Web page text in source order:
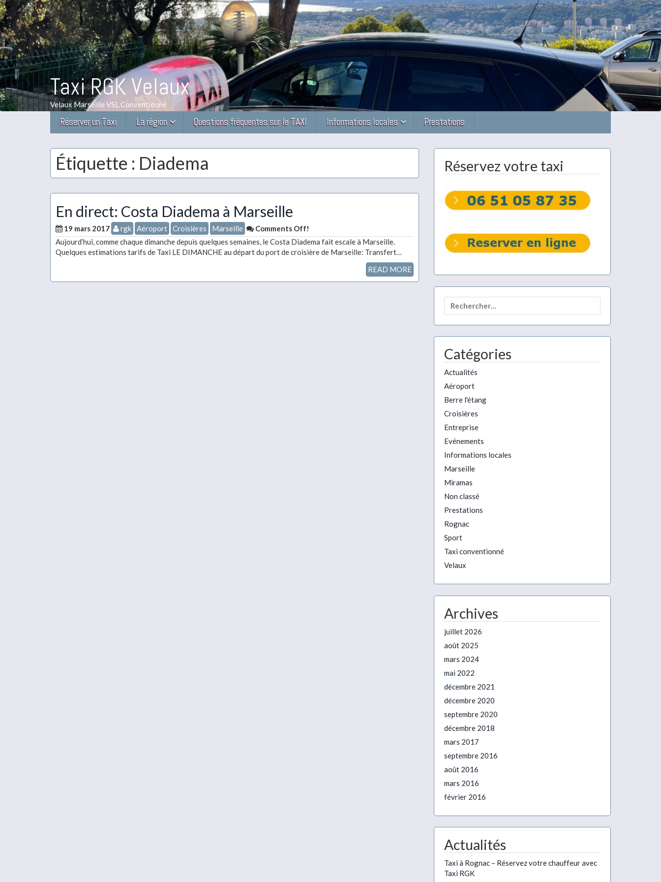
Taxi RGK Velaux
Velaux Marseille VSL Conventionné
Réserver un Taxi La région Questions fréquentes sur le TAXI Informations locales Prestations
Étiquette : Diadema
En direct: Costa Diadema à Marseille
19 mars 2017 rgk Aéroport Croisières Marseille
Comments Off!
Aujourd’hui, comme chaque dimanche depuis quelques semaines, le Costa Diadema fait escale à Marseille.
Quelques estimations tarifs de Taxi LE DIMANCHE au départ du port de croisière de Marseille: Transfert…
READ MORE
Réservez votre taxi
Catégories
Actualités
Aéroport
Berre l'étang
Croisières
Entreprise
Evénements
Informations locales
Marseille
Miramas
Non classé
Prestations
Rognac
Sport
Taxi conventionné
Velaux
Archives
juillet 2026
août 2025
mars 2024
mai 2022
décembre 2021
décembre 2020
septembre 2020
décembre 2018
mars 2017
septembre 2016
août 2016
mars 2016
février 2016
Actualités
Taxi à Rognac – Réservez votre chauffeur avec
Taxi RGK